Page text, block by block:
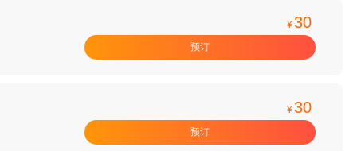
¥30
预订
¥30
预订